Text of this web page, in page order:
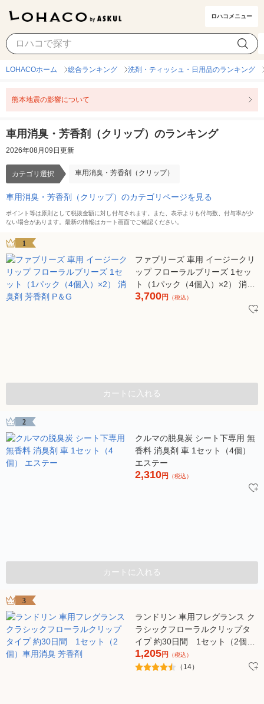
ロハコメニュー
車用消臭・芳香剤（クリップ） カテゴリ選択
LOHACOホーム 総合ランキング 洗剤・ティッシュ・日用品のランキング
熊本地震の影響について
車用消臭・芳香剤（クリップ）のランキング
2026年08月09日更新
カテゴリ選択 車用消臭・芳香剤（クリップ）
車用消臭・芳香剤（クリップ）のカテゴリページを見る
ポイント等は原則として税抜金額に対し付与されます。また、表示よりも付与数、付与率が少
ない場合があります。最新の情報はカート画面でご確認ください。
1
ファブリーズ 車用 イージークリ
ップ フローラルブリーズ 1セッ
ト（1パック（4個入）×2） 消臭
剤 芳香剤 P＆G
3,700円 （税込）
カートに入れる
2
クルマの脱臭炭 シート下専用 無
香料 消臭剤 車 1セット（4個）
エステー
2,310円 （税込）
カートに入れる
3
ランドリン 車用フレグランス ク
ラシックフローラルクリップタ
イプ 約30日間 1セット（2個）
車用消臭 芳香剤
1,205円 （税込）
（14）